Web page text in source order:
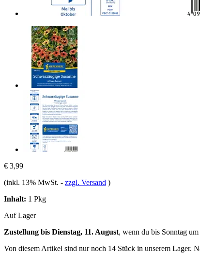
€ 3,99
(inkl. 13% MwSt. - zzgl. Versand )
Inhalt: 1 Pkg
Auf Lager
Zustellung bis Dienstag, 11. August, wenn du bis Sonntag
Von diesem Artikel sind nur noch 14 Stück in unserem Lager.